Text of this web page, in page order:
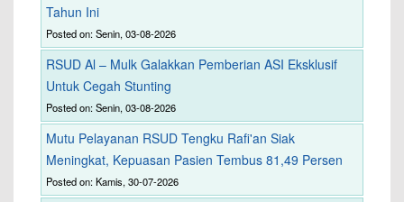
Tahun Ini
Posted on: Senin, 03-08-2026
RSUD Al – Mulk Galakkan Pemberian ASI Eksklusif
Untuk Cegah Stunting
Posted on: Senin, 03-08-2026
Mutu Pelayanan RSUD Tengku Rafi'an Siak
Meningkat, Kepuasan Pasien Tembus 81,49 Persen
Posted on: Kamis, 30-07-2026